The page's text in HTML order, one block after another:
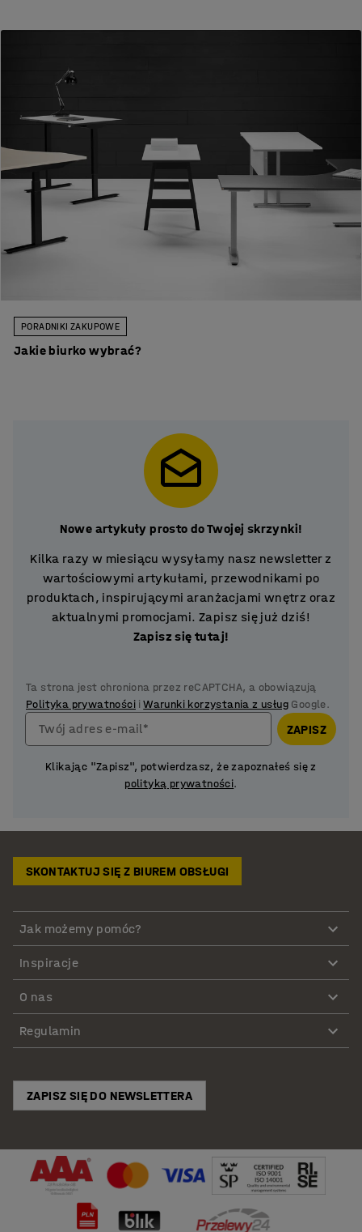
PORADNIKI ZAKUPOWE
Jakie biurko wybrać?
Nowe artykuły prosto do Twojej skrzynki!
Kilka razy w miesiącu wysyłamy nasz newsletter z
wartościowymi artykułami, przewodnikami po
produktach, inspirującymi aranżacjami wnętrz oraz
aktualnymi promocjami. Zapisz się już dziś!
Zapisz się tutaj!
Ta strona jest chroniona przez reCAPTCHA, a obowiązują
Polityka prywatności iWarunki korzystania z usług Google.
Twój adres e-mail* ZAPISZ
Klikając "Zapisz", potwierdzasz, że zapoznałeś się z
polityką prywatności.
SKONTAKTUJ SIĘ Z BIUREM OBSŁUGI
Jak możemy pomóc?
Inspiracje
O nas
Regulamin
ZAPISZ SIĘ DO NEWSLETTERA